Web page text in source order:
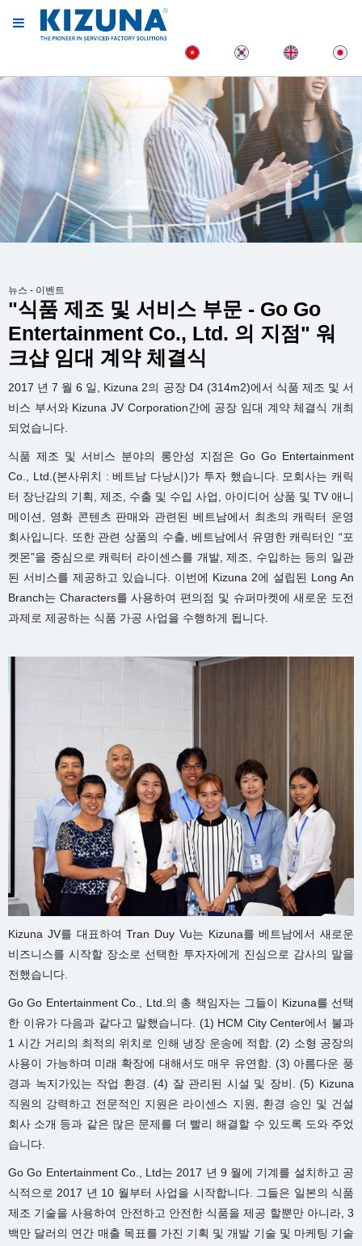
뉴스 - 이벤트
"식품 제조 및 서비스 부문 - Go Go
Entertainment Co., Ltd. 의 지점" 워
크샵 임대 계약 체결식
2017 년 7 월 6 일, Kizuna 2의 공장 D4 (314m2)에서 식품 제조 및 서
비스 부서와 Kizuna JV Corporation간에 공장 임대 계약 체결식 개최
되었습니다.
식품 제조 및 서비스 분야의 롱안성 지점은 Go Go Entertainment
Co., Ltd.(본사위치 : 베트남 다낭시)가 투자 했습니다. 모회사는 캐릭
터 장난감의 기획, 제조, 수출 및 수입 사업, 아이디어 상품 및 TV 애니
메이션, 영화 콘텐츠 판매와 관련된 베트남에서 최초의 캐릭터 운영
회사입니다. 또한 관련 상품의 수출, 베트남에서 유명한 캐릭터인 “포
켓몬”을 중심으로 캐릭터 라이센스를 개발, 제조, 수입하는 등의 일관
된 서비스를 제공하고 있습니다. 이번에 Kizuna 2에 설립된 Long An
Branch는 Characters를 사용하여 편의점 및 슈퍼마켓에 새로운 도전
과제로 제공하는 식품 가공 사업을 수행하게 됩니다.
Kizuna JV를 대표하여 Tran Duy Vu는 Kizuna를 베트남에서 새로운
비즈니스를 시작할 장소로 선택한 투자자에게 진심으로 감사의 말을
전했습니다.
Go Go Entertainment Co., Ltd.의 총 책임자는 그들이 Kizuna를 선택
한 이유가 다음과 같다고 말했습니다. (1) HCM City Center에서 불과
1 시간 거리의 최적의 위치로 인해 냉장 운송에 적합. (2) 소형 공장의
사용이 가능하며 미래 확장에 대해서도 매우 유연함. (3) 아름다운 풍
경과 녹지가있는 작업 환경. (4) 잘 관리된 시설 및 장비. (5) Kizuna
직원의 강력하고 전문적인 지원은 라이센스 지원, 환경 승인 및 건설
회사 소개 등과 같은 많은 문제를 더 빨리 해결할 수 있도록 도와 주었
습니다.
Go Go Entertainment Co., Ltd는 2017 년 9 월에 기계를 설치하고 공
식적으로 2017 년 10 월부터 사업을 시작합니다. 그들은 일본의 식품
제조 기술을 사용하여 안전하고 안전한 식품을 제공 할뿐만 아니라, 3
백만 달러의 연간 매출 목표를 가진 기획 및 개발 기술 및 마케팅 기술